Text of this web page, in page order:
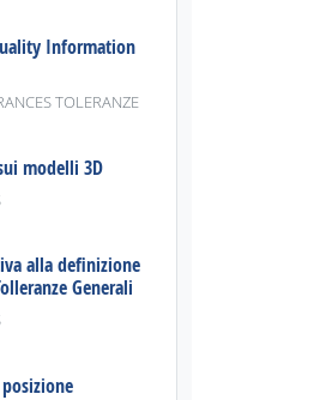
Information
TOLERANZE
modelli 3D
alla definizione
Generali